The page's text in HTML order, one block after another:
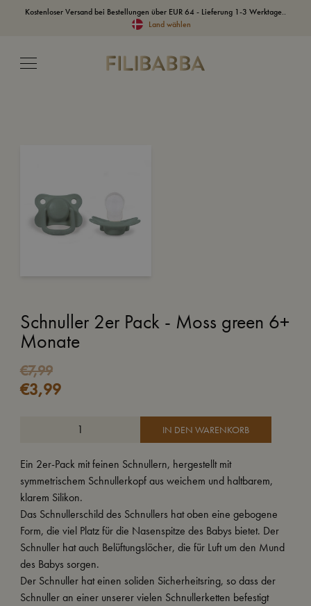
Kostenloser Versand bei Bestellungen über EUR 64 - Lieferung 1-3 Werktage..
Land wählen
Schnuller 2er Pack - Moss green 6+
Monate
€7,99
€3,99
IN DEN WARENKORB
Ein 2er-Pack mit feinen Schnullern, hergestellt mit
symmetrischem Schnullerkopf aus weichem und haltbarem,
klarem Silikon.
Das Schnullerschild des Schnullers hat oben eine gebogene
Form, die viel Platz für die Nasenspitze des Babys bietet. Der
Schnuller hat auch Belüftungslöcher, die für Luft um den Mund
des Babys sorgen.
Der Schnuller hat einen soliden Sicherheitsring, so dass der
Schnuller an einer unserer vielen Schnullerketten befestigt